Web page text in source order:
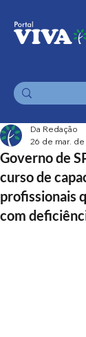
Governo de
curso de
profissionais
com
Da Redação
26 de mar.